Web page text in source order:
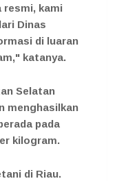
resmi, kami
Dinas
di luaran
katanya.
Selatan
menghasilkan
pada
kilogram.
di Riau.